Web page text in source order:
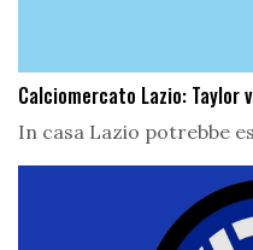
Calciomercato Lazio: Taylor
In casa Lazio potrebbe